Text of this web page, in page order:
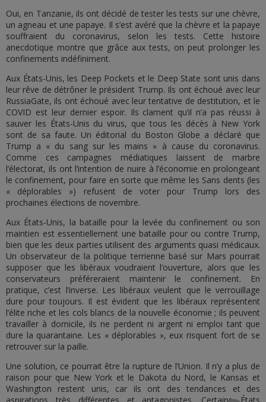
Oui, en Tanzanie, ils ont décidé de tester les tests sur une chèvre,
un agneau et une papaye. Il s’est avéré que la chèvre et la papaye
souffraient du coronavirus, selon les tests. Cette histoire
anecdotique montre que grâce aux tests, on peut prolonger les
confinements indéfiniment.
Aux États-Unis, les Deep Pockets et le Deep State sont unis dans
leur rêve de détrôner le président Trump. Ils ont échoué avec leur
RussiaGate, ils ont échoué avec leur tentative de destitution, et le
COVID est leur dernier espoir. Ils clament qu’il n’a pas réussi à
sauver les États-Unis du virus, que tous les décès à New York
sont de sa faute. Un éditorial du Boston Globe a déclaré que
Trump a « du sang sur les mains » à cause du coronavirus.
Comme ces campagnes médiatiques laissent de marbre
l’électorat, ils ont l’intention de nuire à l’économie en prolongeant
le confinement, pour faire en sorte que même les Sans dents (les
« déplorables ») refusent de voter pour Trump lors des
prochaines élections de novembre.
Aux États-Unis, la bataille pour la levée du confinement ou son
maintien est essentiellement une bataille pour ou contre Trump,
bien que les deux parties utilisent des arguments quasi médicaux.
Un observateur de la politique terrienne basé sur Mars pourrait
supposer que les libéraux voudraient l’ouverture, alors que les
conservateurs préféreraient maintenir le confinement. En
pratique, c’est l’inverse. Les libéraux veulent que le verrouillage
dure pour toujours. Il est évident que les libéraux représentent
l’élite riche et les cols blancs de la nouvelle économie ; ils peuvent
travailler à domicile, ils ne perdent ni argent ni emploi tant que
dure la quarantaine. Les « déplorables », eux risquent fort de se
retrouver sur la paille.
Une solution, ce pourrait être la rupture de l’Union. Il n’y a plus de
raison pour que New York et le Dakota du Nord, le Kansas et
Washington restent unis, car ils ont des tendances et des